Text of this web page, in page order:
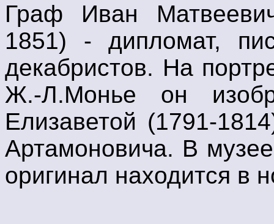
Граф Иван
1851) - дипломат,
декабристов. На
Ж.-Л.Монье он
Елизаветой (1791-
Артамоновича. В
оригинал находится в